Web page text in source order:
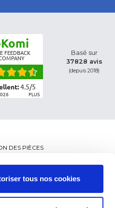
tous nos cookies
FEEDBACK
4.5/5
PLUS
Basé sur
37828 avis
(depuis 2018)
DES PIÈCES
PROFESSIONNELS
ET COOKIES